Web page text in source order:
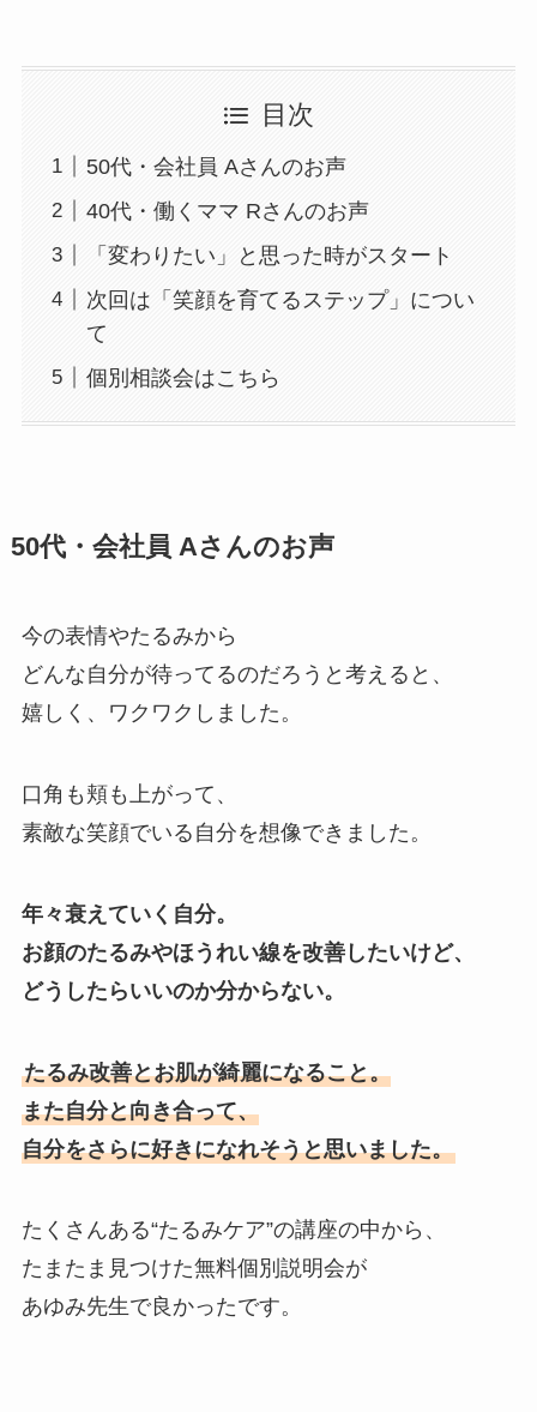
目次
50代・会社員 Aさんのお声
40代・働くママ Rさんのお声
「変わりたい」と思った時がスタート
次回は「笑顔を育てるステップ」につい
て
個別相談会はこちら
50代・会社員 Aさんのお声
今の表情やたるみから
どんな自分が待ってるのだろうと考えると、
嬉しく、ワクワクしました。
口角も頬も上がって、
素敵な笑顔でいる自分を想像できました。
年々衰えていく自分。
お顔のたるみやほうれい線を改善したいけど、
どうしたらいいのか分からない。
たるみ改善とお肌が綺麗になること。
また自分と向き合って、
自分をさらに好きになれそうと思いました。
たくさんある“たるみケア”の講座の中から、
たまたま見つけた無料個別説明会が
あゆみ先生で良かったです。